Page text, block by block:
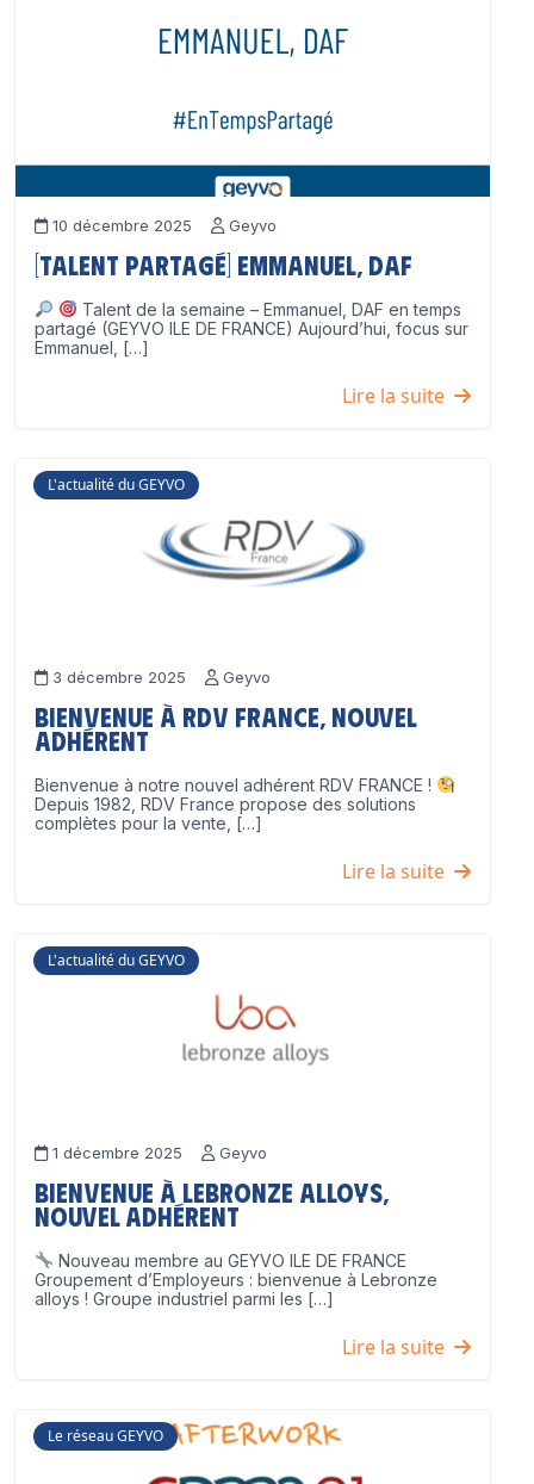
10 décembre 2025 Geyvo
[Talent partagé] Emmanuel, DAF
Talent de la semaine – Emmanuel, DAF en temps
partagé (GEYVO ILE DE FRANCE) Aujourd’hui, focus sur
Emmanuel, […]
Lire la suite
L'actualité du GEYVO
3 décembre 2025 Geyvo
Bienvenue à RDV France, nouvel
adhérent
Bienvenue à notre nouvel adhérent RDV FRANCE !
Depuis 1982, RDV France propose des solutions
complètes pour la vente, […]
Lire la suite
L'actualité du GEYVO
1 décembre 2025 Geyvo
Bienvenue à Lebronze Alloys,
nouvel adhérent
Nouveau membre au GEYVO ILE DE FRANCE
Groupement d’Employeurs : bienvenue à Lebronze
alloys ! Groupe industriel parmi les […]
Lire la suite
Le réseau GEYVO